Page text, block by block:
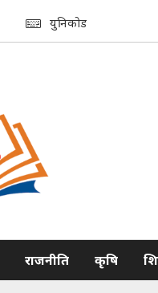
युनिकोड
राजनीति कृषि